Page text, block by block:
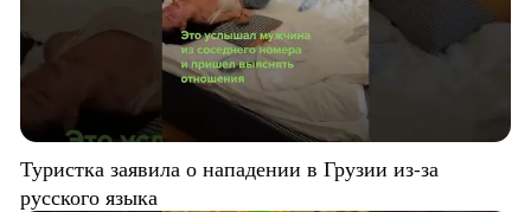
Туристка заявила о нападении в Грузии из-за
русского языка